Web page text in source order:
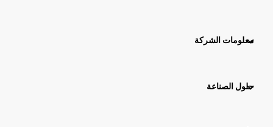
معلومات الشركة
حلول الصناعة